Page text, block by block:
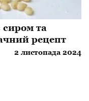
сиром та
рецепт
2 листопада 2024